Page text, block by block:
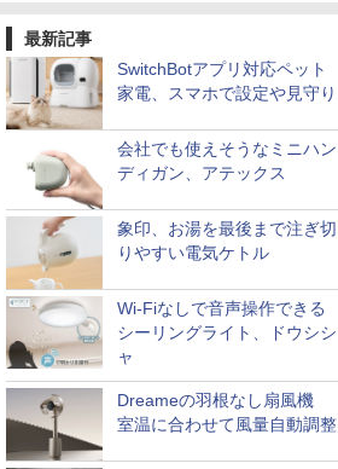
最新記事
SwitchBotアプリ対応ペット
家電、スマホで設定や見守り
会社でも使えそうなミニハン
ディガン、アテックス
象印、お湯を最後まで注ぎ切
りやすい電気ケトル
Wi-Fiなしで音声操作できる
シーリングライト、ドウシシ
ャ
Dreameの羽根なし扇風機
室温に合わせて風量自動調整